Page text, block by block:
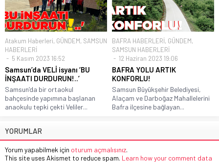
Atakum Haberleri, GÜNDEM, SAMSUN
HABERLERİ
5 Kasım 2023 16:52
Samsun’da VELİ isyanı ‘BU
İNŞAATI DURDURUN!..’
Samsun’da bir ortaokul
bahçesinde yapımına başlanan
anaokulu tepki çekti Veliler...
BAFRA HABERLERİ, GÜNDEM,
SAMSUN HABERLERİ
12 Haziran 2023 19:06
BAFRA YOLU ARTIK
KONFORLU!
Samsun Büyükşehir Belediyesi,
Alaçam ve Darboğaz Mahallelerini
Bafra ilçesine bağlayan...
YORUMLAR
Yorum yapabilmek için oturum açmalısınız.
This site uses Akismet to reduce spam. Learn how your comment data